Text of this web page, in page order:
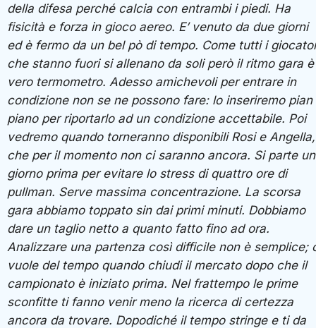
della difesa perché calcia con entrambi i piedi. Ha
fisicità e forza in gioco aereo. E’ venuto da due giorni
ed è fermo da un bel pò di tempo. Come tutti i
che stanno fuori si allenano da soli però il ritmo gara
vero termometro. Adesso amichevoli per entrare in
condizione non se ne possono fare: lo inseriremo pian
piano per riportarlo ad un condizione accettabile. Poi
vedremo quando torneranno disponibili Rosi e Angella,
che per il momento non ci saranno ancora. Si parte un
giorno prima per evitare lo stress di quattro ore di
pullman. Serve massima concentrazione. La scorsa
gara abbiamo toppato sin dai primi minuti. Dobbiamo
dare un taglio netto a quanto fatto fino ad ora.
Analizzare una partenza così difficile non è semplice;
vuole del tempo quando chiudi il mercato dopo che il
campionato è iniziato prima. Nel frattempo le prime
sconfitte ti fanno venir meno la ricerca di certezza
ancora da trovare. Dopodiché il tempo stringe e ti da